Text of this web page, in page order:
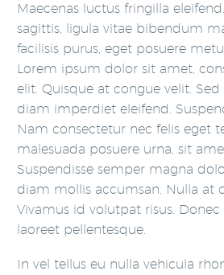
Maecenas luctus fringilla
sagittis, ligula vitae bibendum
facilisis purus, eget posuere
Lorem ipsum dolor sit amet,
elit. Quisque at congue velit.
diam imperdiet eleifend.
Nam consectetur nec felis eget
malesuada posuere urna, sit
Suspendisse semper magna
diam mollis accumsan. Nulla at
Vivamus id volutpat risus.
laoreet pellentesque.
In vel tellus eu nulla vehicula